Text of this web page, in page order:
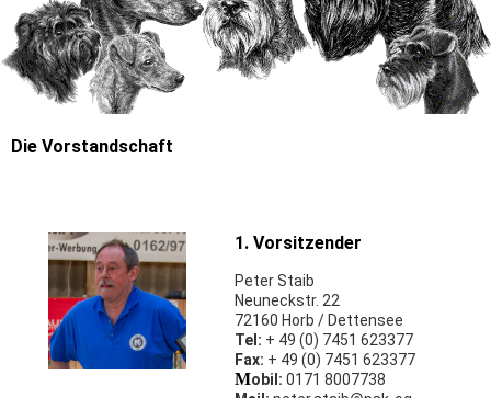
Die Vorstandschaft
1. Vorsitzender
Peter Staib
Neuneckstr. 22
72160 Horb / Dettensee
Tel: + 49 (0) 7451 623377
Fax: + 49 (0) 7451 623377
Mobil: 0171 8007738